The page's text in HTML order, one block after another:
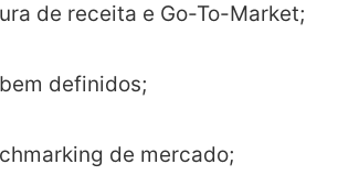
de receita e Go-To-Market;
definidos;
de mercado;